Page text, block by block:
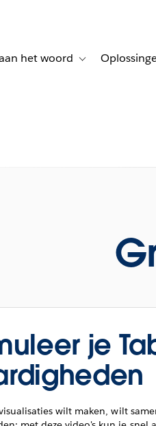
for Producten
het woord Toggle sub-
je
wilt maken, wilt